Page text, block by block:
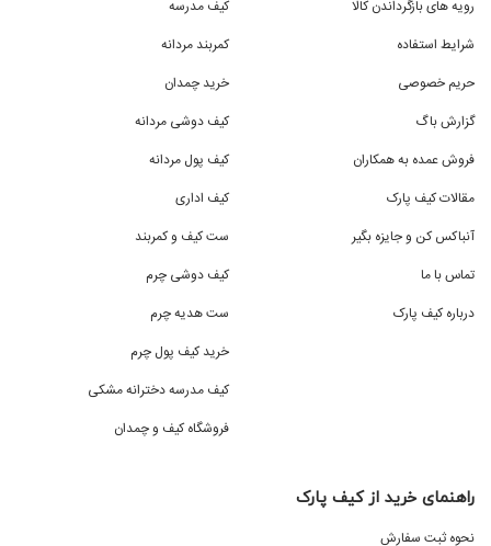
رویه های بازگرداندن کالا
شرایط استفاده
حریم خصوصی
گزارش باگ
فروش عمده به همکاران
مقالات کیف پارک
آنباکس کن و جایزه بگیر
تماس با ما
درباره کیف پارک
کیف مدرسه
کمربند مردانه
خرید چمدان
کیف دوشی مردانه
کیف پول مردانه
کیف اداری
ست کیف و کمربند
کیف دوشی چرم
ست هدیه چرم
خرید کیف پول چرم
کیف مدرسه دخترانه مشکی
فروشگاه کیف و چمدان
راهنمای خرید از کیف پارک
نحوه ثبت سفارش